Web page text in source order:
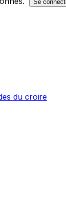
Se
du croire